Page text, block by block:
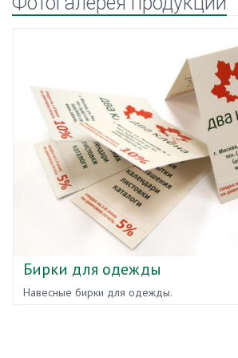
Бирки для одежды
Навесные бирки для одежды.